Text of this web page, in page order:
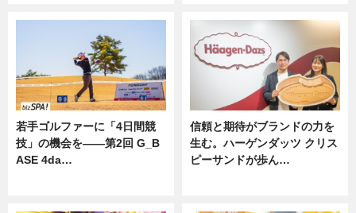
若手ゴルファーに「4日間競
技」の機会を——第2回 G_B
ASE 4da…
信頼と期待がブランドの力を
生む。ハーゲンダッツ クリス
ピーサンドが歩ん…